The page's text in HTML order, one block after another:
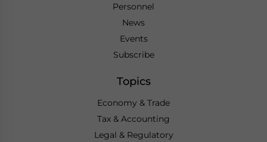
Personnel
News
Events
Subscribe
Topics
Economy & Trade
Tax & Accounting
Legal & Regulatory